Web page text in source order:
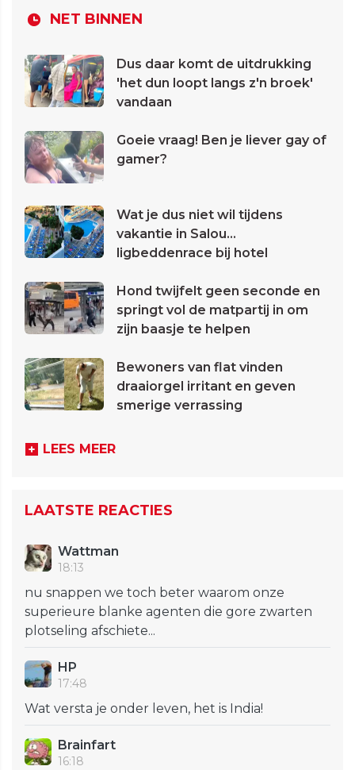
NET BINNEN
Dus daar komt de uitdrukking
'het dun loopt langs z'n broek'
vandaan
Goeie vraag! Ben je liever gay of
gamer?
Wat je dus niet wil tijdens
vakantie in Salou...
ligbeddenrace bij hotel
Hond twijfelt geen seconde en
springt vol de matpartij in om
zijn baasje te helpen
Bewoners van flat vinden
draaiorgel irritant en geven
smerige verrassing
LEES MEER
LAATSTE REACTIES
Wattman
18:13
nu snappen we toch beter waarom onze
superieure blanke agenten die gore zwarten
plotseling afschiete...
HP
17:48
Wat versta je onder leven, het is India!
Brainfart
16:18